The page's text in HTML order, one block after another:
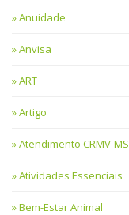
Anuidade
Anvisa
ART
Artigo
Atendimento CRMV-MS
Atividades Essenciais
Bem-Estar Animal